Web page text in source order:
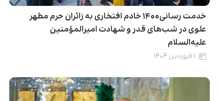
خدمت رسانی۱۴۰۰ خادم افتخاری به زائران حرم مطهر
علوی در شب‌های قدر و شهادت امیرالمؤمنین
علیه‌السلام
۱ فروردین ۱۴۰۴